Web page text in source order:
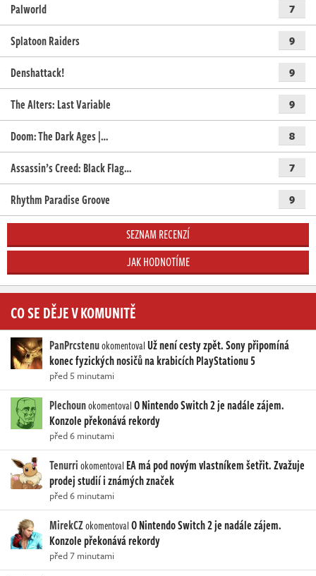
Palworld 7
Splatoon Raiders 9
Denshattack! 9
The Alters: Last Variable 9
Doom: The Dark Ages |… 8
Assassin’s Creed: Black Flag… 7
Rhythm Paradise Groove 9
SEZNAM RECENZÍ
JAK HODNOTÍME
CO SE DĚJE V KOMUNITĚ
PanPrcstenuokomentovalUž není cesty zpět. Sony připomíná
konec fyzických nosičů na krabicích PlayStationu 5
před 5 minutami
PlechounokomentovalO Nintendo Switch 2 je nadále zájem.
Konzole překonává rekordy
před 6 minutami
Tenurriokomentoval EA má pod novým vlastníkem šetřit. Zvažuje
prodej studií i známých značek
před 6 minutami
MirekCZokomentovalO Nintendo Switch 2 je nadále zájem.
Konzole překonává rekordy
před 7 minutami